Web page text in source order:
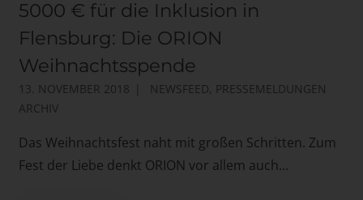
5000 € für die Inklusion in
Flensburg: Die ORION
Weihnachtsspende
13. NOVEMBER 2018 NEWSFEED, PRESSEMELDUNGEN
ARCHIV
Das Weihnachtsfest naht mit großen Schritten. Zum
Fest der Liebe denkt ORION vor allem auch...